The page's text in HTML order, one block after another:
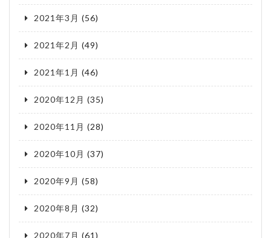
2021年3月 (56)
2021年2月 (49)
2021年1月 (46)
2020年12月 (35)
2020年11月 (28)
2020年10月 (37)
2020年9月 (58)
2020年8月 (32)
2020年7月 (61)